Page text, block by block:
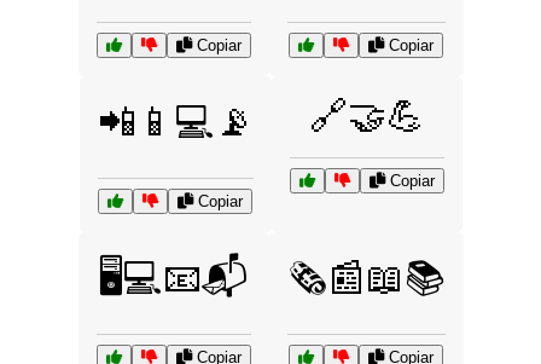
Copiar Copiar
📲📱💻📡
Copiar
🔗🤝💪
Copiar
🖥️💻📧📬
Copiar
🗞️📰📖📚
Copiar